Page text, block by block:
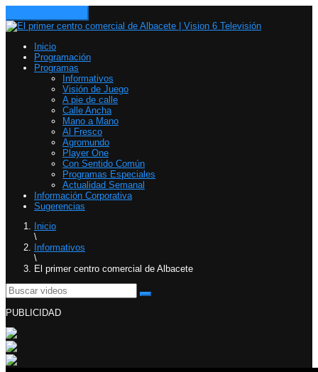
Inicio
Programación
Programas
Informativos
Visión de Juego
A pie de calle
Calle Ancha
Mano a Mano
Al Fresco
Agromundo
Player One
Con Sentido Común
Programas Especiales
Actualidad Semanal
Información Corporativa
Sugerencias
Inicio
\
Informativos
\
El primer centro comercial de Albacete
PUBLICIDAD